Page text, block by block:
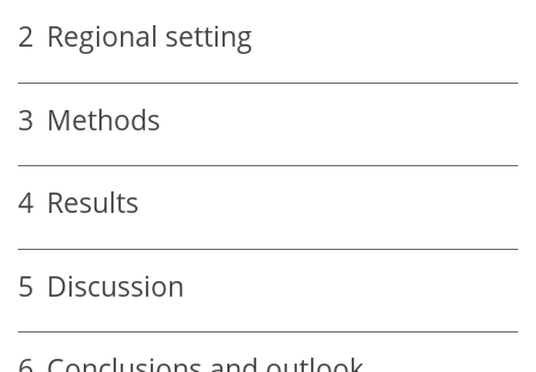
2 Regional setting
3 Methods
4 Results
5 Discussion